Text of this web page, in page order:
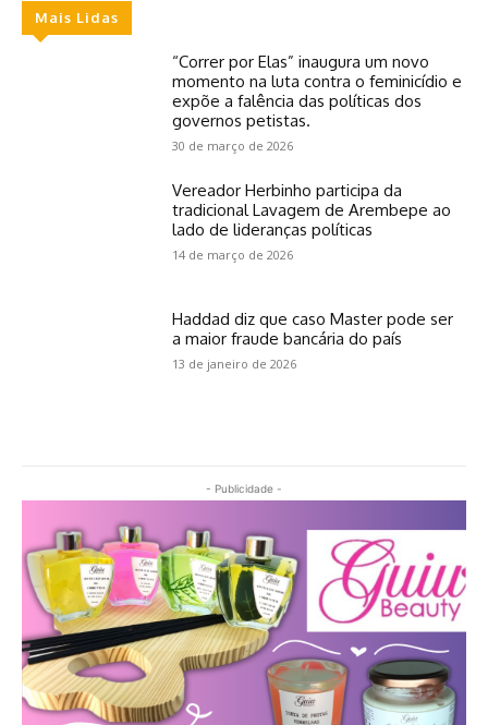
Mais Lidas
“Correr por Elas” inaugura um novo
momento na luta contra o feminicídio e
expõe a falência das políticas dos
governos petistas.
30 de março de 2026
Vereador Herbinho participa da
tradicional Lavagem de Arembepe ao
lado de lideranças políticas
14 de março de 2026
Haddad diz que caso Master pode ser
a maior fraude bancária do país
13 de janeiro de 2026
- Publicidade -